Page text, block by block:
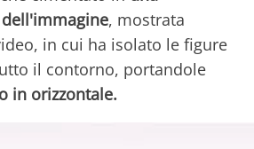
, mostrata
in cui ha isolato le figure
il contorno, portandole
in orizzontale.